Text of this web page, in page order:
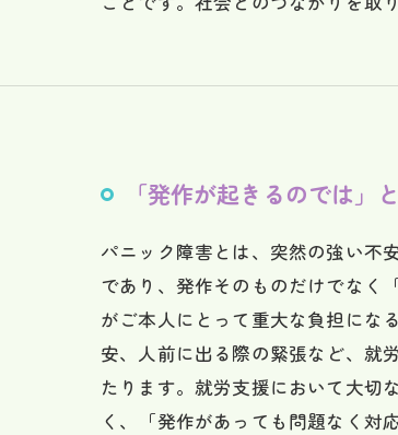
「発作が起きるのでは」
パニック障害とは、突然の強い不
であり、発作そのものだけでなく
がご本人にとって重大な負担にな
安、人前に出る際の緊張など、就
たります。就労支援において大切
く、「発作があっても問題なく対